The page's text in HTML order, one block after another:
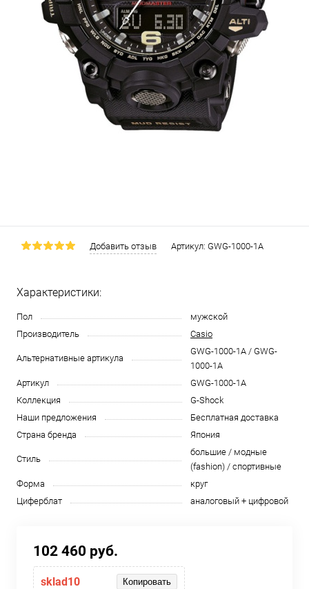
Добавить отзыв Артикул: GWG-1000-1A
Характеристики:
Пол
мужской
Производитель
Casio
Альтернативные артикула
GWG-1000-1A / GWG-
1000-1A
Артикул
GWG-1000-1A
Коллекция
G-Shock
Наши предложения
Бесплатная доставка
Страна бренда
Япония
Стиль
большие / модные
(fashion) / спортивные
Форма
круг
Циферблат
аналоговый + цифровой
102 460 руб.
sklad10 Копировать